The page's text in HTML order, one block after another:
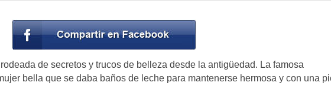
de secretos y trucos de belleza desde la antigüedad. La famosa
bella que se daba baños de leche para mantenerse hermosa y con una